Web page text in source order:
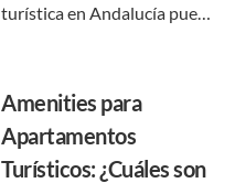
turística en Andalucía puede
es un proceso claro si se
conocen los requisitos, la
documentación necesaria y
los pasos que marca la
Amenities para
Apartamentos
Turísticos: ¿Cuáles son